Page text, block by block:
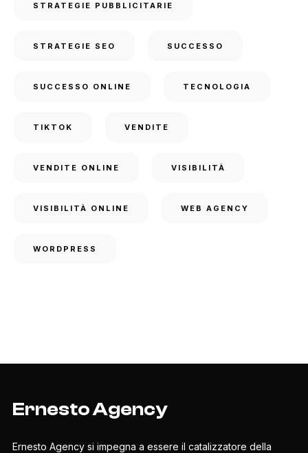
STRATEGIE PUBBLICITARIE
STRATEGIE SEO SUCCESSO
SUCCESSO ONLINE TECNOLOGIA
TIKTOK VENDITE
VENDITE ONLINE VISIBILITÀ
VISIBILITÀ ONLINE WEB AGENCY
WORDPRESS
Ernesto Agency
Ernesto Agency si impegna a essere il catalizzatore della